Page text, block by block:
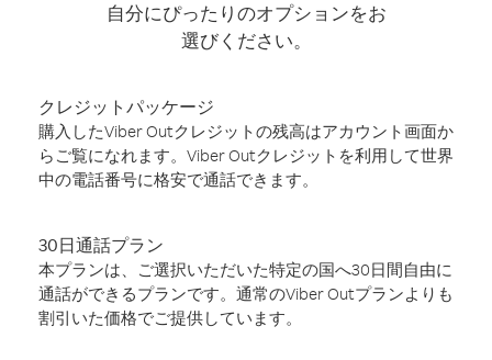
自分にぴったりのオプションをお
選びください。
クレジットパッケージ
購入したViber Outクレジットの残高はアカウント画面か
らご覧になれます。Viber Outクレジットを利用して世界
中の電話番号に格安で通話できます。
30日通話プラン
本プランは、ご選択いただいた特定の国へ30日間自由に
通話ができるプランです。通常のViber Outプランよりも
割引いた価格でご提供しています。